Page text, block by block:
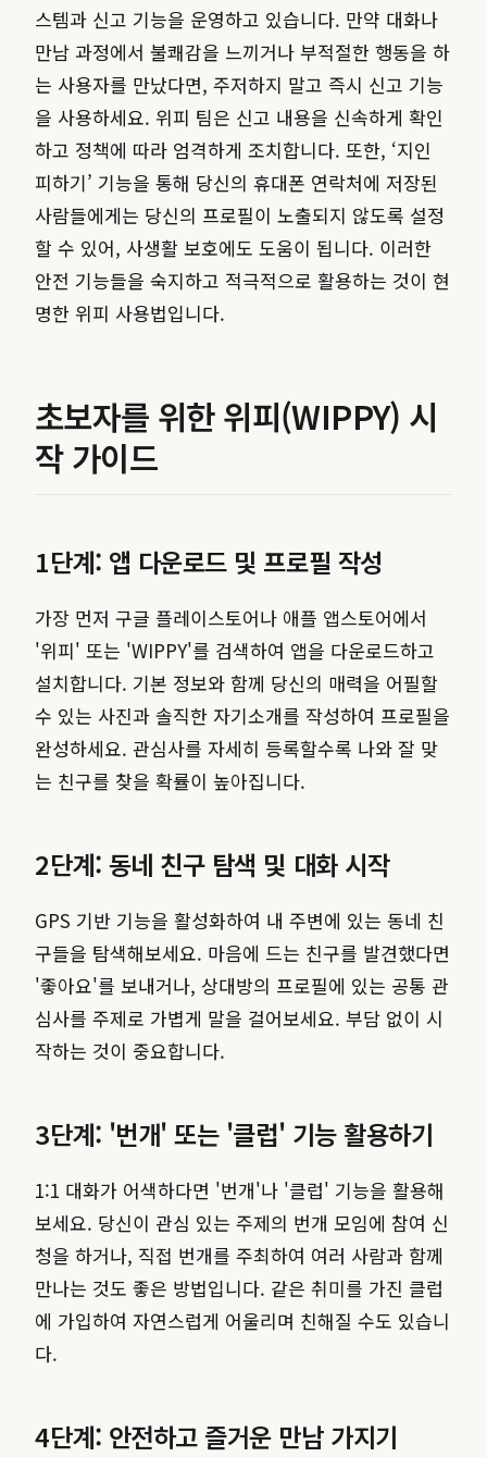
스템과 신고 기능을 운영하고 있습니다. 만약 대화나
만남 과정에서 불쾌감을 느끼거나 부적절한 행동을 하
는 사용자를 만났다면, 주저하지 말고 즉시 신고 기능
을 사용하세요. 위피 팀은 신고 내용을 신속하게 확인
하고 정책에 따라 엄격하게 조치합니다. 또한, ‘지인
피하기’ 기능을 통해 당신의 휴대폰 연락처에 저장된
사람들에게는 당신의 프로필이 노출되지 않도록 설정
할 수 있어, 사생활 보호에도 도움이 됩니다. 이러한
안전 기능들을 숙지하고 적극적으로 활용하는 것이 현
명한 위피 사용법입니다.
초보자를 위한 위피(WIPPY) 시
작 가이드
1단계: 앱 다운로드 및 프로필 작성
가장 먼저 구글 플레이스토어나 애플 앱스토어에서
'위피' 또는 'WIPPY'를 검색하여 앱을 다운로드하고
설치합니다. 기본 정보와 함께 당신의 매력을 어필할
수 있는 사진과 솔직한 자기소개를 작성하여 프로필을
완성하세요. 관심사를 자세히 등록할수록 나와 잘 맞
는 친구를 찾을 확률이 높아집니다.
2단계: 동네 친구 탐색 및 대화 시작
GPS 기반 기능을 활성화하여 내 주변에 있는 동네 친
구들을 탐색해보세요. 마음에 드는 친구를 발견했다면
'좋아요'를 보내거나, 상대방의 프로필에 있는 공통 관
심사를 주제로 가볍게 말을 걸어보세요. 부담 없이 시
작하는 것이 중요합니다.
3단계: '번개' 또는 '클럽' 기능 활용하기
1:1 대화가 어색하다면 '번개'나 '클럽' 기능을 활용해
보세요. 당신이 관심 있는 주제의 번개 모임에 참여 신
청을 하거나, 직접 번개를 주최하여 여러 사람과 함께
만나는 것도 좋은 방법입니다. 같은 취미를 가진 클럽
에 가입하여 자연스럽게 어울리며 친해질 수도 있습니
다.
4단계: 안전하고 즐거운 만남 가지기